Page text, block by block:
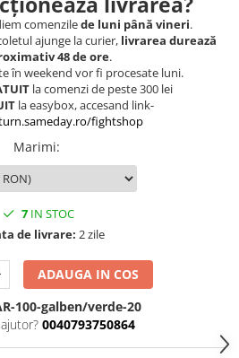
comenzilede luni până vineri.
ajunge la curier, livrarea durează
48 de ore.
în weekend vor fi procesate luni.
la comenzi de peste 300 lei
la easybox, accesand link-
fightshop
Marimi:
7 IN STOC
de livrare: 2 zile
ADAUGA IN COS
100-galben/verde-20
0040793750864